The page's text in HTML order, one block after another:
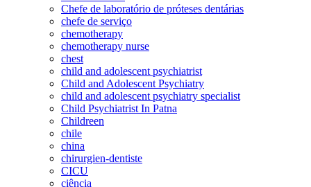
Chefe de laboratório de próteses dentárias
chefe de serviço
chemotherapy
chemotherapy nurse
chest
child and adolescent psychiatrist
Child and Adolescent Psychiatry
child and adolescent psychiatry specialist
Child Psychiatrist In Patna
Childreen
chile
china
chirurgien-dentiste
CICU
ciência